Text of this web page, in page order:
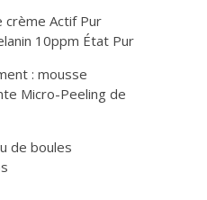
crème Actif Pur
10ppm État Pur
: mousse
Micro-Peeling de
de boules